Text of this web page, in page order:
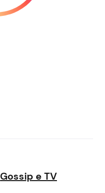
Gossip e TV